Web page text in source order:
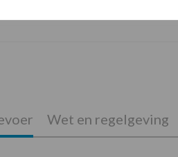
Wet en regelgeving